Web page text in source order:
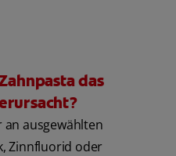
das
ausgewählten
Zinnfluorid oder